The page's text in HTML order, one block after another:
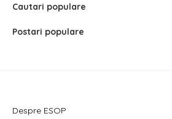
Cautari populare
Postari populare
Despre ESOP